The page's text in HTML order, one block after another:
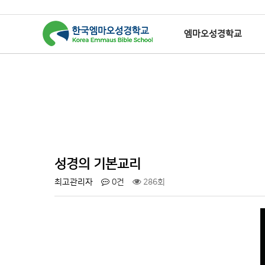
엠마오성경학교
하위분류 하위분류 하위분류 하
성경의 기본교리
최고관리자 0건 286회